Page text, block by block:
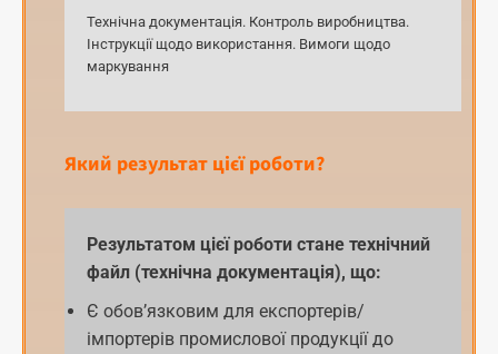
Технічна документація. Контроль виробництва.
Інструкції щодо використання. Вимоги щодо
маркування
Який результат цієї роботи?
Результатом цієї роботи стане технічний
файл (технічна документація), що:
Є обов’язковим для експортерів/
імпортерів промислової продукції до